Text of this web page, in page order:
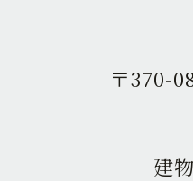
〒370-
建